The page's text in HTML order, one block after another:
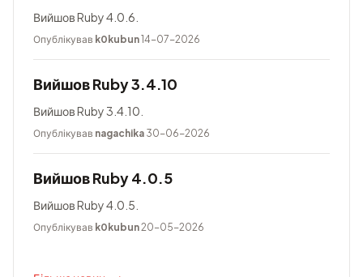
Вийшов Ruby 4.0.6.
Опублікував k0kubun14-07-2026
Вийшов Ruby 3.4.10
Вийшов Ruby 3.4.10.
Опублікував nagachika 30-06-2026
Вийшов Ruby 4.0.5
Вийшов Ruby 4.0.5.
Опублікував k0kubun20-05-2026